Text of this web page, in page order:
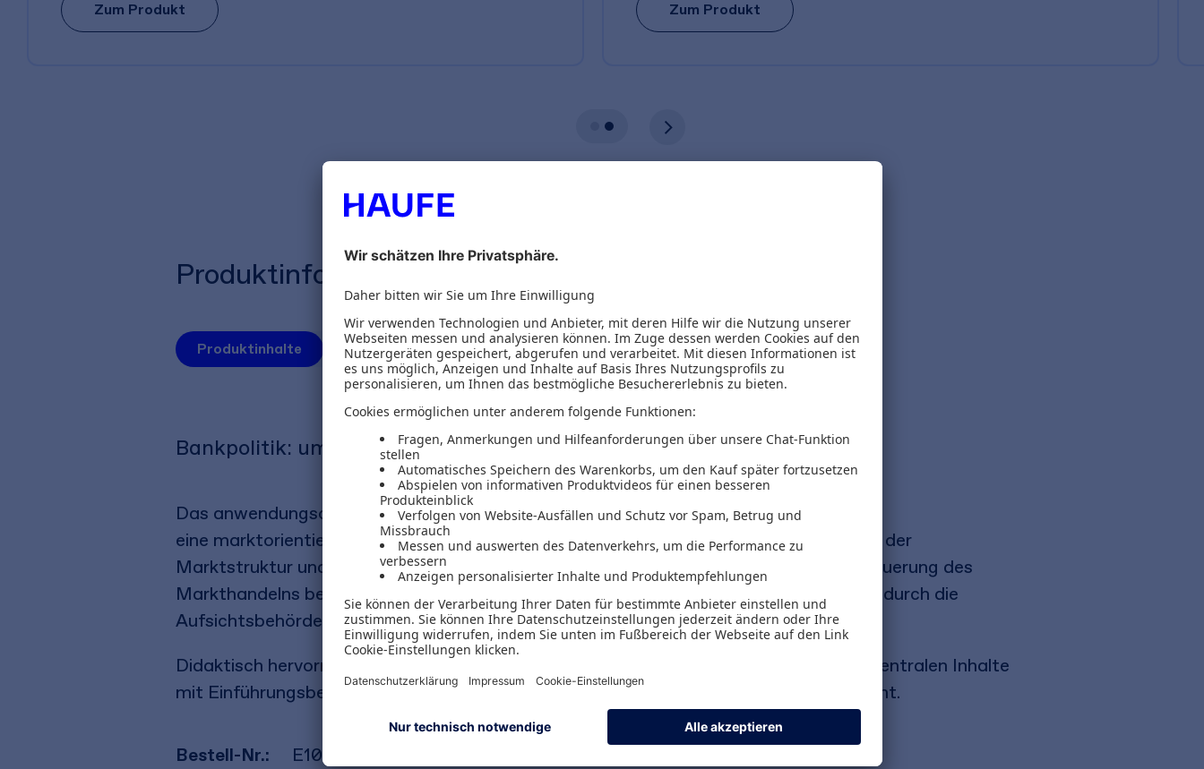
Zum Produkt Zum Produkt
Produktinformationen
Produktinhalte Autoren Inhaltsverzeichnis
Bankpolitik: umfassende Einführung in die Finanzwelt​
Das anwendungsorientierte Lehrbuch zum Thema Bankpolitik richtet den Fokus auf
eine marktorientierte Gestaltung der Leistungen eines Kreditinstituts. Ausgehend von der
Marktstruktur und den Marktprozessen werden Marktrisiken, Marktregeln und die Steuerung des
Markthandelns betrachtet. Als Teil der Marktregeln wird auch die externe Regulierung durch die
Aufsichtsbehörden beleuchtet.​
Didaktisch hervorragend entlang des Curriculums in Modulen aufgebaut, werden die zentralen Inhalte
mit Einführungsbeispiel, Praxisbeispielen sowie zahlreichen Abbildungen veranschaulicht.​
Bestell-Nr.:
E10355